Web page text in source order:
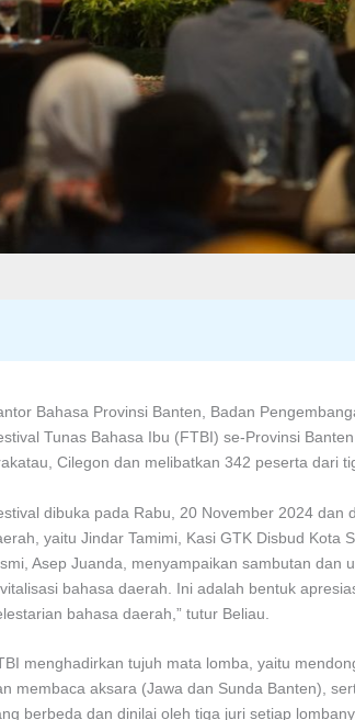
Bahasa Provinsi Banten, Badan
Tunas Bahasa Ibu (FTBI) se-Provinsi
Cilegon dan melibatkan 342 peserta dari
dibuka pada Rabu, 20 November 2024 dan
yaitu Jindar Tamimi, Kasi GTK Disbud Kota
Asep Juanda, menyampaikan sambutan dan
bahasa daerah. Ini adalah bentuk
bahasa daerah,” tutur Beliau.
menghadirkan tujuh mata lomba, yaitu
membaca aksara (Jawa dan Sunda Banten),
berbeda dan dinilai oleh tiga juri setiap